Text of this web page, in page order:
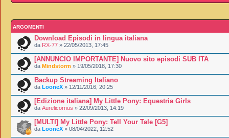
ARGOMENTI
Download Episodi in lingua italiana
da RX-77 » 22/05/2013, 17:45
[ANNUNCIO IMPORTANTE] Nuovo sito episodi SUB ITA
da Mindstorm » 19/05/2018, 17:30
Backup Streaming Italiano
da LooneX » 12/11/2016, 20:25
[Edizione italiana] My Little Pony: Equestria Girls
da Aurelicornus » 22/09/2013, 14:19
[MULTI] My Little Pony: Tell Your Tale [G5]
da LooneX » 08/04/2022, 12:52